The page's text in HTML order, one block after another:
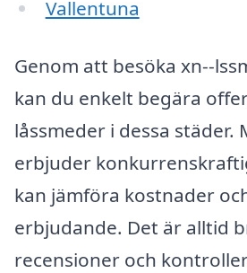
Vallentuna
Genom att besöka xn--
kan du enkelt begära
låssmeder i dessa städer.
erbjuder
kan jämföra kostnader
erbjudande. Det är alltid
recensioner och